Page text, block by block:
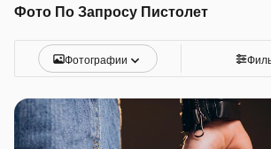
Фото По Запросу Пистолет
Фотографии